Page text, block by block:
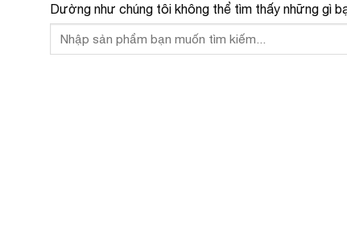
Dường như chúng tôi không thể tìm thấy những gì